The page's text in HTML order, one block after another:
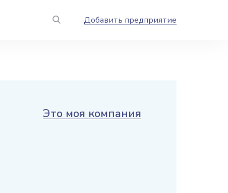
Добавить предприятие
Это моя компания